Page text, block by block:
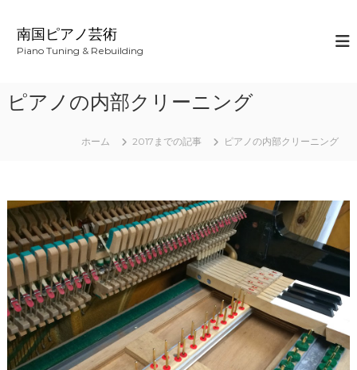
南国ピアノ芸術
Piano Tuning & Rebuilding
ピアノの内部クリーニング
ホーム 2017までの記事 ピアノの内部クリーニング